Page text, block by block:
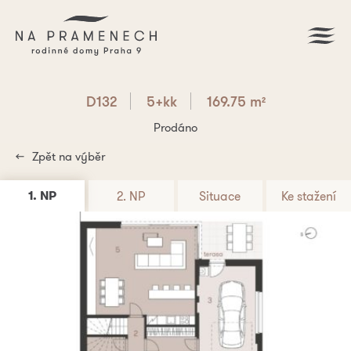
D132 5+kk 169.75 m2
Prodáno
Zpět na výběr
1. NP 2. NP Situace Ke stažení
PDF ke stažení
D132 5+kk 169.75 m
Máte zájem? Napište nám.